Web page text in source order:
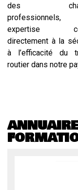
des
expertise
directement à la
à l’efficacité du
routier dans notre